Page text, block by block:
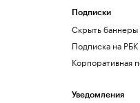
Подписки
Скрыть баннеры
Подписка на РБК
Корпоративная
Уведомления